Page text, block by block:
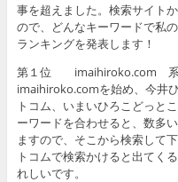
事を超えました。検索サイト
ので、どんなキーワードで私
ランキングを発表します！
第１位 imaihiroko.com
imaihiroko.comを始め、今井
トコム、いまいひろこどっと
ーワードを合わせると、数多
ますので、そこから検索して
トコムで検索かけると出てく
れしいです。